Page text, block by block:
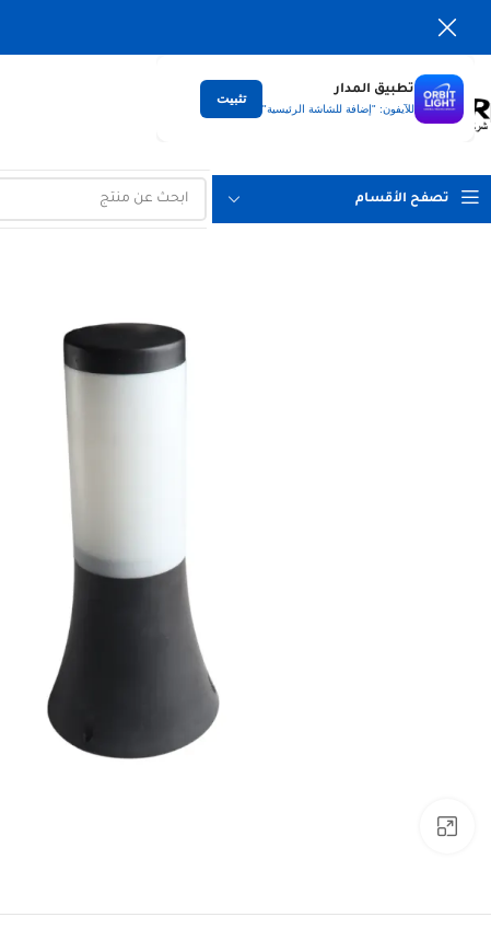
تطبيق المدار
للآيفون: "إضافة للشاشة الرئيسية"
تثبيت التوصيل
لكل العراق
تصفح الأقسام